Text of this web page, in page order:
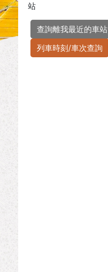
站
查詢離我最近的車站
列車時刻/車次查詢